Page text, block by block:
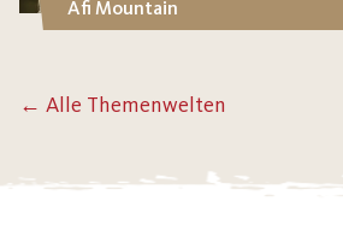
Afi Mountain
← Alle Themenwelten